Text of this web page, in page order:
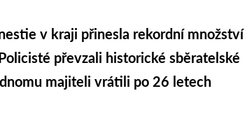
v kraji přinesla rekordní množství
převzali historické sběratelské
majiteli vrátili po 26 letech